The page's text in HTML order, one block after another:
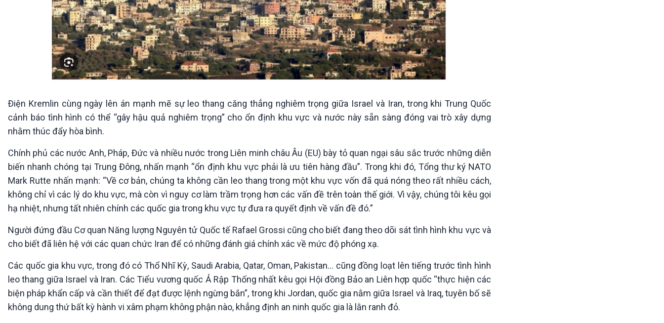
Điện Kremlin cùng ngày lên án mạnh mẽ sự leo thang căng thẳng nghiêm trọng giữa Israel và Iran, trong khi Trung Quốc
cảnh báo tình hình có thể “gây hậu quả nghiêm trọng” cho ổn định khu vực và nước này sẵn sàng đóng vai trò xây dựng
nhằm thúc đẩy hòa bình.
Chính phủ các nước Anh, Pháp, Đức và nhiều nước trong Liên minh châu Âu (EU) bày tỏ quan ngại sâu sắc trước những diễn
biến nhanh chóng tại Trung Đông, nhấn mạnh “ổn định khu vực phải là ưu tiên hàng đầu”. Trong khi đó, Tổng thư ký NATO
Mark Rutte nhấn mạnh: “Về cơ bản, chúng ta không cần leo thang trong một khu vực vốn đã quá nóng theo rất nhiều cách,
không chỉ vì các lý do khu vực, mà còn vì nguy cơ làm trầm trọng hơn các vấn đề trên toàn thế giới. Vì vậy, chúng tôi kêu gọi
hạ nhiệt, nhưng tất nhiên chính các quốc gia trong khu vực tự đưa ra quyết định về vấn đề đó.”
Người đứng đầu Cơ quan Năng lượng Nguyên tử Quốc tế Rafael Grossi cũng cho biết đang theo dõi sát tình hình khu vực và
cho biết đã liên hệ với các quan chức Iran để có những đánh giá chính xác về mức độ phóng xạ.
Các quốc gia khu vực, trong đó có Thổ Nhĩ Kỳ, Saudi Arabia, Qatar, Oman, Pakistan… cũng đồng loạt lên tiếng trước tình hình
leo thang giữa Israel và Iran. Các Tiểu vương quốc Ả Rập Thống nhất kêu gọi Hội đồng Bảo an Liên hợp quốc “thực hiện các
biện pháp khẩn cấp và cần thiết để đạt được lệnh ngừng bắn”, trong khi Jordan, quốc gia nằm giữa Israel và Iraq, tuyên bố sẽ
không dung thứ bất kỳ hành vi xâm phạm không phận nào, khẳng định an ninh quốc gia là lằn ranh đỏ.